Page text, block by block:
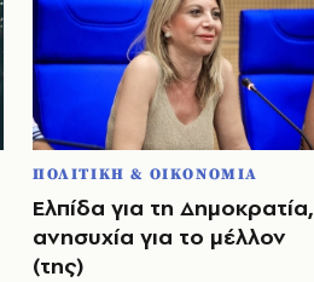
ΠΟΛΙΤΙΚΗ & ΟΙΚΟΝΟΜΙΑ
Ελπίδα για τη Δημοκρατία,
ανησυχία για το μέλλον
(της)